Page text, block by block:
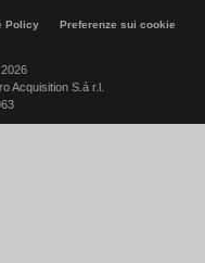
Policy
Preferenze sui cookie
Acquisition S.á r.l.